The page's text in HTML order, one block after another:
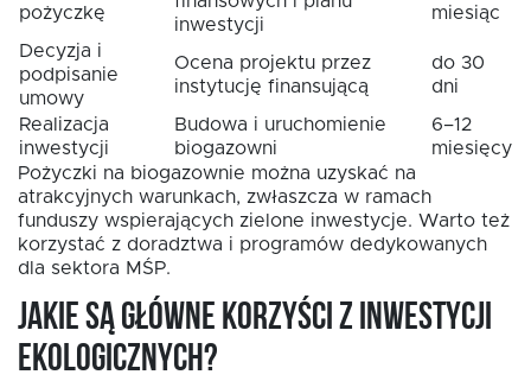
pożyczkę
inwestycji
miesiąc
Decyzja i
podpisanie
umowy
Ocena projektu przez
instytucję finansującą
do 30
dni
Realizacja
inwestycji
Budowa i uruchomienie
biogazowni
6–12
miesięcy
Pożyczki na biogazownie można uzyskać na
atrakcyjnych warunkach, zwłaszcza w ramach
funduszy wspierających zielone inwestycje. Warto też
korzystać z doradztwa i programów dedykowanych
dla sektora MŚP.
Jakie są główne korzyści z inwestycji
ekologicznych?